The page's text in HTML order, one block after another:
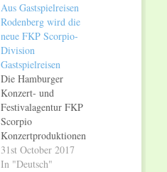
Aus Gastspielreisen
Rodenberg wird die
neue FKP Scorpio-
Division
Gastspielreisen
Die Hamburger
Konzert- und
Festivalagentur FKP
Scorpio
Konzertproduktionen
und Gastspielreisen
Rodenberg aus Berlin
31st October 2017
In "Deutsch"